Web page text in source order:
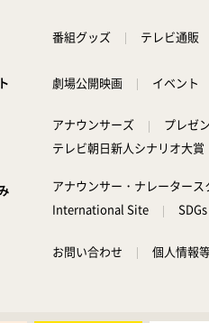
番組グッズ テレビ通販
劇場公開映画 イベント
アナウンサーズ プレゼ
テレビ朝日新人シナリオ大賞
アナウンサー・ナレータース
International Site
SDGs
お問い合わせ 個人情報